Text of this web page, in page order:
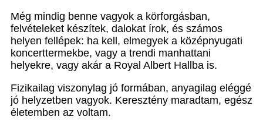
Még mindig benne vagyok a körforgásban,
felvételeket készítek, dalokat írok, és számos
helyen fellépek: ha kell, elmegyek a középnyugati
koncerttermekbe, vagy a trendi manhattani
helyekre, vagy akár a Royal Albert Hallba is.
Fizikailag viszonylag jó formában, anyagilag eléggé
jó helyzetben vagyok. Keresztény maradtam, egész
életemben az voltam.